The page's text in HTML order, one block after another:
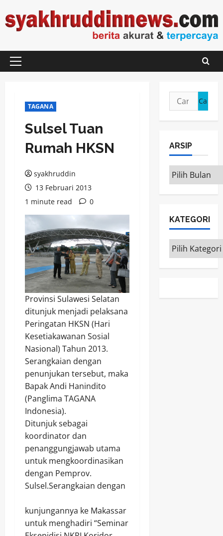
to
content
Primary
TAGANA
Sulsel Tuan
Rumah HKSN
syakhruddin
13 Februari 2013
1 minute read
0
Provinsi Sulawesi Selatan
ditunjuk menjadi pelaksana
Peringatan HKSN (Hari
Kesetiakawanan Sosial
Nasional) Tahun 2013.
Serangkaian dengan
penunjukan tersebut, maka
Bapak Andi Hanindito
(Panglima TAGANA
Indonesia).
Ditunjuk sebagai
koordinator dan
penanggungjawab utama
untuk mengkoordinasikan
dengan Pemprov.
Sulsel.Serangkaian dengan
kunjungannya ke Makassar
untuk menghadiri “Seminar
Cari
untuk:
ARSIP
ARSIP
KATEGORI
Kategori